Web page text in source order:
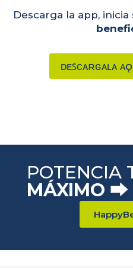
Descarga la app, inicia
ᴅᴇꜱᴄᴀʀɢᴀʟᴀ
POTENCIA
MÁXIMO ⮕